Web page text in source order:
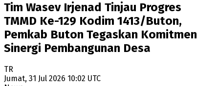
Tim Wasev Irjenad Tinjau Progres
TMMD Ke-129 Kodim 1413/Buton,
Pemkab Buton Tegaskan Komitmen
Sinergi Pembangunan Desa
TR
Jumat, 31 Jul 2026 10:02 UTC